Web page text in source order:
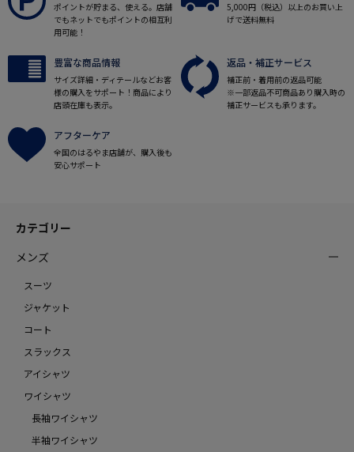
ポイントが貯まる、使える。店舗
でもネットでもポイントの相互利
用可能！
5,000円（税込）以上のお買い上
げで送料無料
豊富な商品情報
サイズ詳細・ディテールなどお客
様の購入をサポート！商品により
店頭在庫も表示。
返品・補正サービス
補正前・着用前の返品可能
※一部返品不可商品あり購入時の
補正サービスも承ります。
アフターケア
全国のはるやま店舗が、購入後も
安心サポート
カテゴリー
メンズ
スーツ
ジャケット
コート
スラックス
アイシャツ
ワイシャツ
長袖ワイシャツ
半袖ワイシャツ